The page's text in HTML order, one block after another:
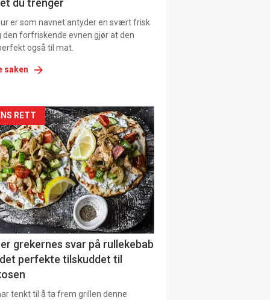
du trenger
er som navnet antyder en svært frisk
den forfriskende evnen gjør at den
også til mat.
saken
RETT
grekernes svar på rullekebab
perfekte tilskuddet til
tenkt til å ta frem grillen denne